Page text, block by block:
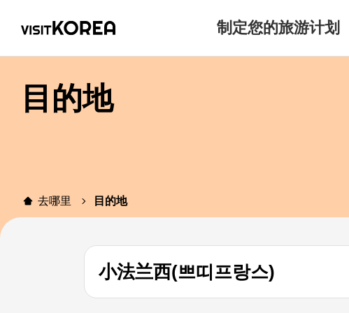
制定您的旅游计划
目的地
去哪里 目的地
小法兰西(쁘띠프랑스)